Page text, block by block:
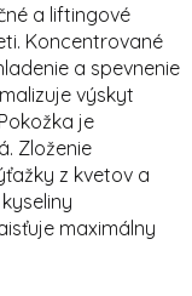
a liftingové
Koncentrované
a spevnenie
výskyt
je
Zloženie
z kvetov a
maximálny